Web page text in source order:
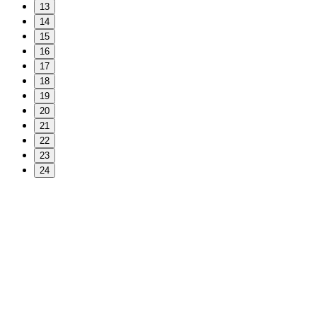
13
14
15
16
17
18
19
20
21
22
23
24